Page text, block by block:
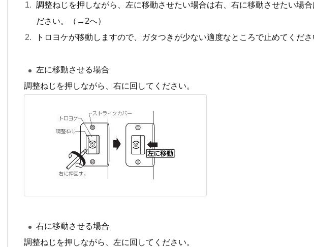
調整ねじを押しながら、左に移動させたい場合は右、右に移動させたい場合
ださい。（→2へ）
トロヨケが移動しますので、ガタつきが少ない適度なところで止めてくださ
左に移動させる場合
調整ねじを押しながら、右に回してください。
右に移動させる場合
調整ねじを押しながら、左に回してください。